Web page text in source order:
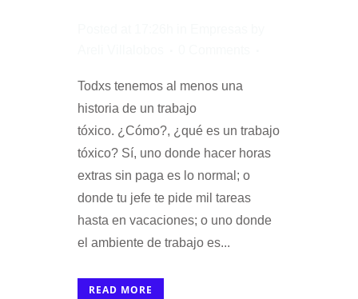
Todxs tenemos al menos una
historia de un trabajo
tóxico. ¿Cómo?, ¿qué es un trabajo
tóxico? Sí, uno donde hacer horas
extras sin paga es lo normal; o
donde tu jefe te pide mil tareas
hasta en vacaciones; o uno donde
el ambiente de trabajo es...
READ MORE